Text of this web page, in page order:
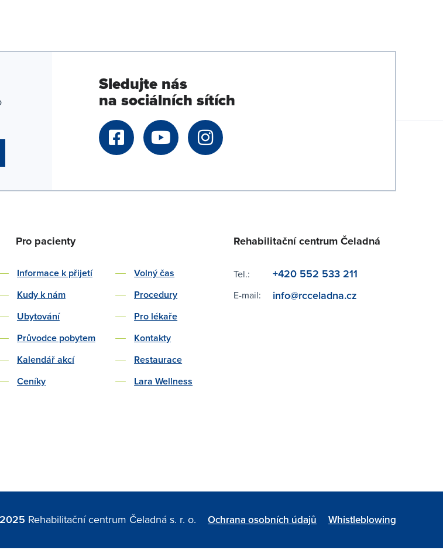
Sledujte nás
na sociálních sítích
Pro pacienty
Informace k přijetí
Kudy k nám
Ubytování
Průvodce pobytem
Kalendář akcí
Ceníky
Volný čas
Procedury
Pro lékaře
Kontakty
Restaurace
Lara Wellness
Rehabilitační centrum Čeladná
Tel.:
E-mail:
+420 552 533 211
info@rcceladna.cz
2025 Rehabilitační centrum Čeladná s. r. o. Ochrana osobních údajů Whistleblowing